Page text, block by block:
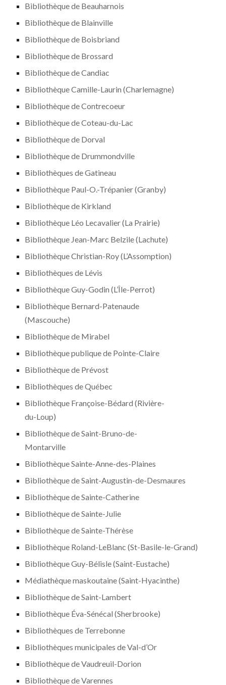
Bibliothèque de Beauharnois
Bibliothèque de Blainville
Bibliothèque de Boisbriand
Bibliothèque de Brossard
Bibliothèque de Candiac
Bibliothèque Camille-Laurin (Charlemagne)
Bibliothèque de Contrecoeur
Bibliothèque de Coteau-du-Lac
Bibliothèque de Dorval
Bibliothèque de Drummondville
Bibliothèques de Gatineau
Bibliothèque Paul-O.-Trépanier (Granby)
Bibliothèque de Kirkland
Bibliothèque Léo Lecavalier (La Prairie)
Bibliothèque Jean-Marc Belzile (Lachute)
Bibliothèque Christian-Roy (L’Assomption)
Bibliothèques de Lévis
Bibliothèque Guy-Godin (L’Île-Perrot)
Bibliothèque Bernard-Patenaude
(Mascouche)
Bibliothèque de Mirabel
Bibliothèque publique de Pointe-Claire
Bibliothèque de Prévost
Bibliothèques de Québec
Bibliothèque Françoise-Bédard (Rivière-
du-Loup)
Bibliothèque de Saint-Bruno-de-
Montarville
Bibliothèque Sainte-Anne-des-Plaines
Bibliothèque de Saint-Augustin-de-Desmaures
Bibliothèque de Sainte-Catherine
Bibliothèque de Sainte-Julie
Bibliothèque de Sainte-Thérèse
Bibliothèque Roland-LeBlanc (St-Basile-le-Grand)
Bibliothèque Guy-Bélisle (Saint-Eustache)
Médiathèque maskoutaine (Saint-Hyacinthe)
Bibliothèque de Saint-Lambert
Bibliothèque Éva-Sénécal (Sherbrooke)
Bibliothèques de Terrebonne
Bibliothèques municipales de Val-d’Or
Bibliothèque de Vaudreuil-Dorion
Bibliothèque de Varennes